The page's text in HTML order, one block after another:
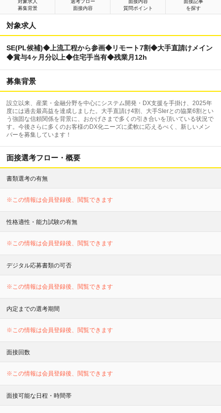
対象求人
募集背景
選考フロー
面接内容
面接内容
質問ポイント
面接記事
を探す
対象求人
SE(PL候補)◆上流工程から参画◆リモート7割◆大手直請けメイン
◆賞与4ヶ月分以上◆住宅手当有◆残業月12h
募集背景
設立以来、産業・金融分野を中心にシステム開発・DX支援を手掛け、2025年
度には過去最高益を達成しました。大手直請け4割、大手SIerとの協業6割とい
う強固な信頼関係を背景に、おかげさまで多くの引き合いを頂いている状況で
す。今後さらに多くのお客様のDX化ニーズに柔軟に応えるべく、新しいメン
バーを募集しています！
面接選考フロー・概要
書類選考の有無
※この情報は会員登録後、閲覧できます
性格適性・能力試験の有無
※この情報は会員登録後、閲覧できます
デジタル応募書類の可否
※この情報は会員登録後、閲覧できます
内定までの選考期間
※この情報は会員登録後、閲覧できます
面接回数
※この情報は会員登録後、閲覧できます
面接可能な日程・時間帯